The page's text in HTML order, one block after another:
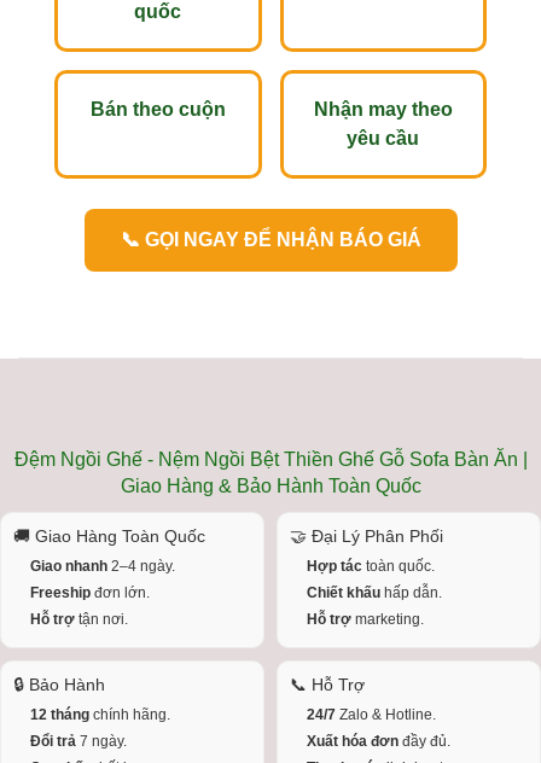
quốc
Bán theo cuộn
Nhận may theo
yêu cầu
📞 GỌI NGAY ĐỂ NHẬN BÁO GIÁ
Đệm Ngồi Ghế - Nệm Ngồi Bệt Thiền Ghế Gỗ Sofa Bàn Ăn |
Giao Hàng & Bảo Hành Toàn Quốc
🚚 Giao Hàng Toàn Quốc
Giao nhanh 2–4 ngày.
Freeship đơn lớn.
Hỗ trợ tận nơi.
🤝 Đại Lý Phân Phối
Hợp tác toàn quốc.
Chiết khấu hấp dẫn.
Hỗ trợ marketing.
🔒 Bảo Hành
12 tháng chính hãng.
Đổi trả 7 ngày.
📞 Hỗ Trợ
24/7 Zalo & Hotline.
Xuất hóa đơn đầy đủ.